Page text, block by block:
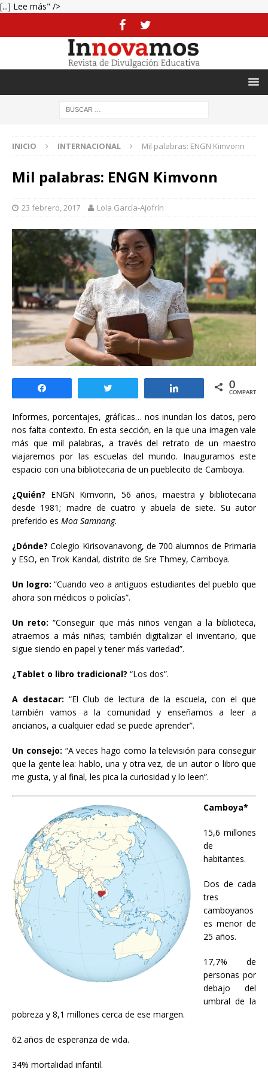
[...] Lee más" />
INICIO INTERNACIONAL Mil palabras: ENGN Kimvonn
Mil palabras: ENGN Kimvonn
23 febrero, 2017 Lola García-Ajofrín
Compartir 0
COMPARTIR
Informes, porcentajes, gráficas… nos inundan los datos, pero
nos falta contexto. En esta sección, en la que una imagen vale
más que mil palabras, a través del retrato de un maestro
viajaremos por las escuelas del mundo. Inauguramos este
espacio con una bibliotecaria de un pueblecito de Camboya.
¿Quién? ENGN Kimvonn, 56 años, maestra y bibliotecaria
desde 1981; madre de cuatro y abuela de siete. Su autor
preferido es Moa Samnang.
¿Dónde?Colegio Kirisovanavong, de 700 alumnos de Primaria
y ESO, en Trok Kandal, distrito de Sre Thmey, Camboya.
Un logro:“Cuando veo a antiguos estudiantes del pueblo que
ahora son médicos o policías”.
Un reto: “Conseguir que más niños vengan a la biblioteca,
atraemos a más niñas; también digitalizar el inventario, que
sigue siendo en papel y tener más variedad”.
¿Tablet o libro tradicional? “Los dos”.
A destacar: “El Club de lectura de la escuela, con el que
también vamos a la comunidad y enseñamos a leer a
ancianos, a cualquier edad se puede aprender”.
Un consejo: “A veces hago como la televisión para conseguir
que la gente lea: hablo, una y otra vez, de un autor o libro que
me gusta, y al final, les pica la curiosidad y lo leen”.
Camboya*
15,6 millones
de
habitantes.
Dos de cada
tres
camboyanos
es menor de
25 años.
17,7% de
personas por
debajo del
umbral de la
pobreza y 8,1 millones cerca de ese margen.
62 años de esperanza de vida.
34% mortalidad infantil.